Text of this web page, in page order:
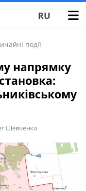
RU
події
напрямку
Шевченко